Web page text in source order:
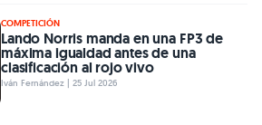
COMPETICIÓN
Lando Norris manda en una FP3 de
máxima igualdad antes de una
clasificación al rojo vivo
Iván Fernández | 25 Jul 2026